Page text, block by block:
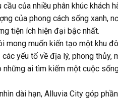
của nhiều phân khúc khách
của phong cách sống xanh,
tiện ích hiện đại bậc nhất.
mong muốn kiến tạo một khu
yếu tố về địa lý, phong thủy,
ai tìm kiếm một cuộc
dài hạn, Alluvia City góp